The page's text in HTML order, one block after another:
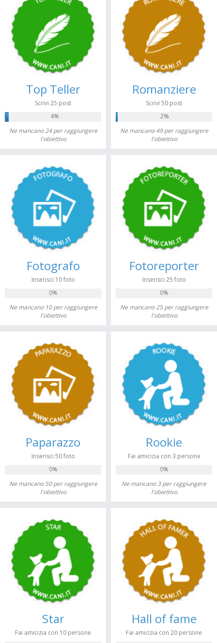
Top Teller
Scrivi 25 post
4%
Ne mancano 24 per raggiungere
l'obiettivo
Romanziere
Scrivi 50 post
2%
Ne mancano 49 per raggiungere
l'obiettivo
Fotografo
Inserisci 10 foto
0%
Ne mancano 10 per raggiungere
l'obiettivo
Fotoreporter
Inserisci 25 foto
0%
Ne mancano 25 per raggiungere
l'obiettivo
Paparazzo
Inserisci 50 foto
0%
Ne mancano 50 per raggiungere
l'obiettivo
Rookie
Fai amicizia con 3 persone
0%
Ne mancano 3 per raggiungere
l'obiettivo
Star
Fai amicizia con 10 persone
Hall of fame
Fai amicizia con 20 persone